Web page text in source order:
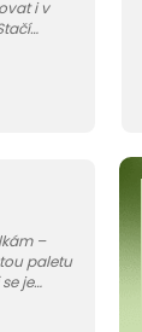
i v
jak na
–
paletu
je
s